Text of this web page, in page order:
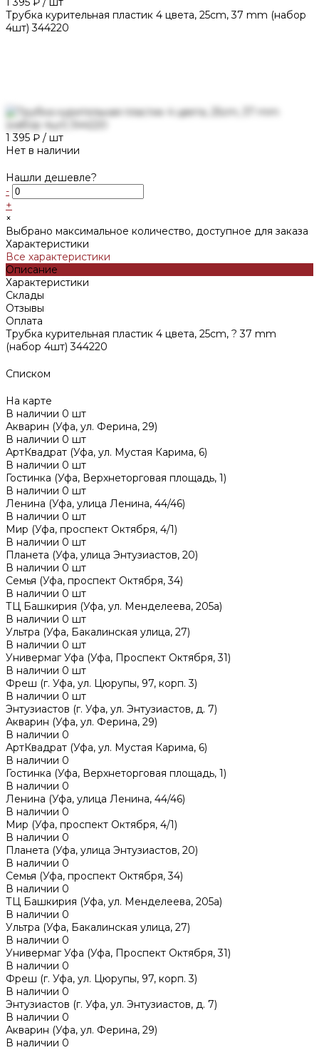
Трубка курительная пластик 4 цвета, 25cm, 37 mm (набор
4шт) 344220
1 395 ₽ / шт
Нет в наличии
Нашли дешевле?
-
+
×
Выбрано максимальное количество, доступное для заказа
Характеристики
Все характеристики
Описание
Характеристики
Склады
Отзывы
Оплата
Трубка курительная пластик 4 цвета, 25cm, ? 37 mm
(набор 4шт) 344220
Списком
На карте
В наличии 0 шт
Акварин (Уфа, ул. Ферина, 29)
В наличии 0 шт
АртКвадрат (Уфа, ул. Мустая Карима, 6)
В наличии 0 шт
Гостинка (Уфа, Верхнеторговая площадь, 1)
В наличии 0 шт
Ленина (Уфа, улица Ленина, 44/46)
В наличии 0 шт
Мир (Уфа, проспект Октября, 4/1)
В наличии 0 шт
Планета (Уфа, улица Энтузиастов, 20)
В наличии 0 шт
Семья (Уфа, проспект Октября, 34)
В наличии 0 шт
ТЦ Башкирия (Уфа, ул. Менделеева, 205а)
В наличии 0 шт
Ультра (Уфа, Бакалинская улица, 27)
В наличии 0 шт
Универмаг Уфа (Уфа, Проспект Октября, 31)
В наличии 0 шт
Фреш (г‌. Уфа, ул. Цюрупы, 97, корп. 3)
В наличии 0 шт
Энтузиастов (г. Уфа, ул. Энтузиастов, д. 7)
Акварин (Уфа, ул. Ферина, 29)
В наличии 0
АртКвадрат (Уфа, ул. Мустая Карима, 6)
В наличии 0
Гостинка (Уфа, Верхнеторговая площадь, 1)
В наличии 0
Ленина (Уфа, улица Ленина, 44/46)
В наличии 0
Мир (Уфа, проспект Октября, 4/1)
В наличии 0
Планета (Уфа, улица Энтузиастов, 20)
В наличии 0
Семья (Уфа, проспект Октября, 34)
В наличии 0
ТЦ Башкирия (Уфа, ул. Менделеева, 205а)
В наличии 0
Ультра (Уфа, Бакалинская улица, 27)
В наличии 0
Универмаг Уфа (Уфа, Проспект Октября, 31)
В наличии 0
Фреш (г‌. Уфа, ул. Цюрупы, 97, корп. 3)
В наличии 0
Энтузиастов (г. Уфа, ул. Энтузиастов, д. 7)
В наличии 0
Акварин (Уфа, ул. Ферина, 29)
В наличии 0